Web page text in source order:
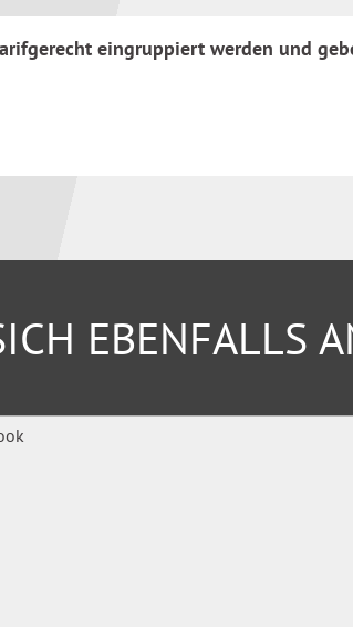
eingruppiert werden und
EBENFALLS